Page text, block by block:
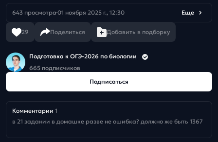
643 просмотра 01 ноября 2025 г., 12:30 Еще
29 Поделиться Добавить в подборку
Подготовка к ОГЭ-2026 по биологии
665 подписчиков
Подписаться
Комментарии 1
в 21 задании в домашке разве не ошибка? должно же быть 1367